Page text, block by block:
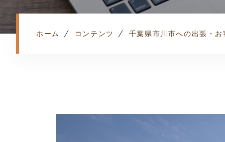
ホーム コンテンツ 千葉県市川市への出張・お